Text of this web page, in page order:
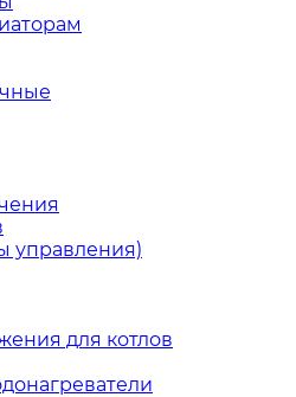
управления)
для котлов